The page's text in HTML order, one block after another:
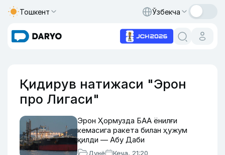
Тошкент Ўзбекча
Қидирув натижаси "Эрон
про Лигаси"
Эрон Ҳормузда БАА ёнилғи
кемасига ракета билан ҳужум
қилди — Абу Даби
Дунё Кеча, 21:20